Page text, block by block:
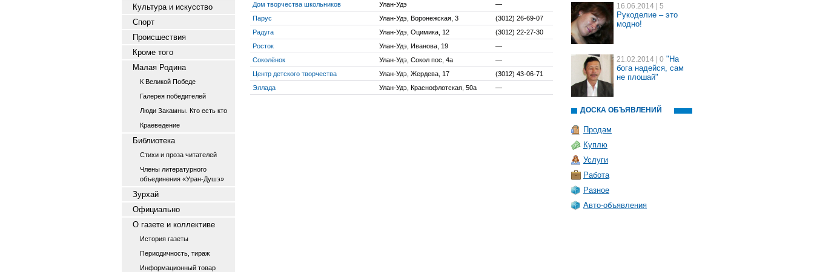
Культура и искусство
Спорт
Происшествия
Кроме того
Малая Родина
К Великой Победе
Галерея победителей
Люди Закамны. Кто есть кто
Краеведение
Библиотека
Стихи и проза читателей
Члены литературного
объединения «Уран-Душэ»
Зурхай
Официально
О газете и коллективе
История газеты
Периодичность, тираж
Информационный товар
Дом творчества школьников
Улан-Удэ
—
Парус
Улан-Удэ, Воронежская, 3
(3012) 26-69-07
Радуга
Улан-Удэ, Оцимика, 12
(3012) 22-27-30
Росток
Улан-Удэ, Иванова, 19
—
Соколёнок
Улан-Удэ, Сокол пос, 4а
—
Центр детского творчества
Улан-Удэ, Жердева, 17
(3012) 43-06-71
Эллада
Улан-Удэ, Краснофлотская, 50а —
16.06.2014 | 5
Рукоделие – это
модно!
21.02.2014 | 0 "На
бога надейся, сам
не плошай"
ДОСКА ОБЪЯВЛЕНИЙ
Продам
Куплю
Услуги
Работа
Разное
Авто-объявления